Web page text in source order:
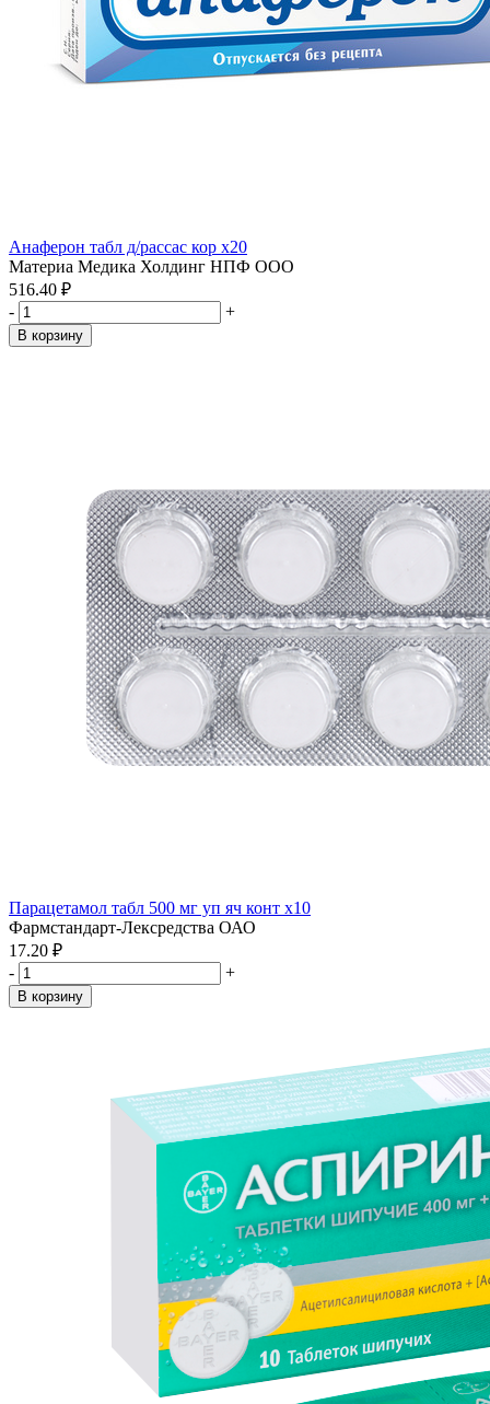
Анаферон табл д/рассас кор x20
Материа Медика Холдинг НПФ ООО
516.40 ₽
-
+
В корзину
Парацетамол табл 500 мг уп яч конт x10
Фармстандарт-Лексредства ОАО
17.20 ₽
-
+
В корзину